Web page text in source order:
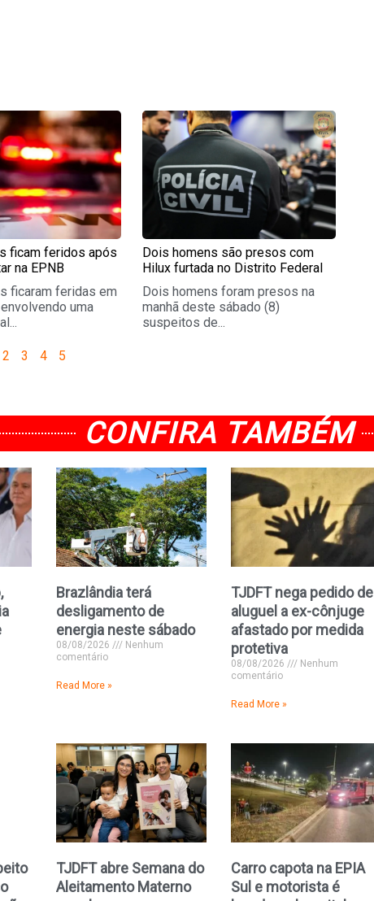
ficam feridos após
na EPNB
ficaram feridas em
uma
Dois homens são presos com
Hilux furtada no Distrito Federal
Dois homens foram presos na
manhã deste sábado (8)
suspeitos de...
Page
2
Page
3
Page
4
Page
5
CONFIRA TAMBÉM
Brazlândia terá
desligamento de
energia neste sábado
08/08/2026
Nenhum
comentário
Read More »
TJDFT nega pedido de
aluguel a ex-cônjuge
afastado por medida
protetiva
08/08/2026
Nenhum
comentário
Read More »
TJDFT abre Semana do
Aleitamento Materno
Carro capota na EPIA
Sul e motorista é